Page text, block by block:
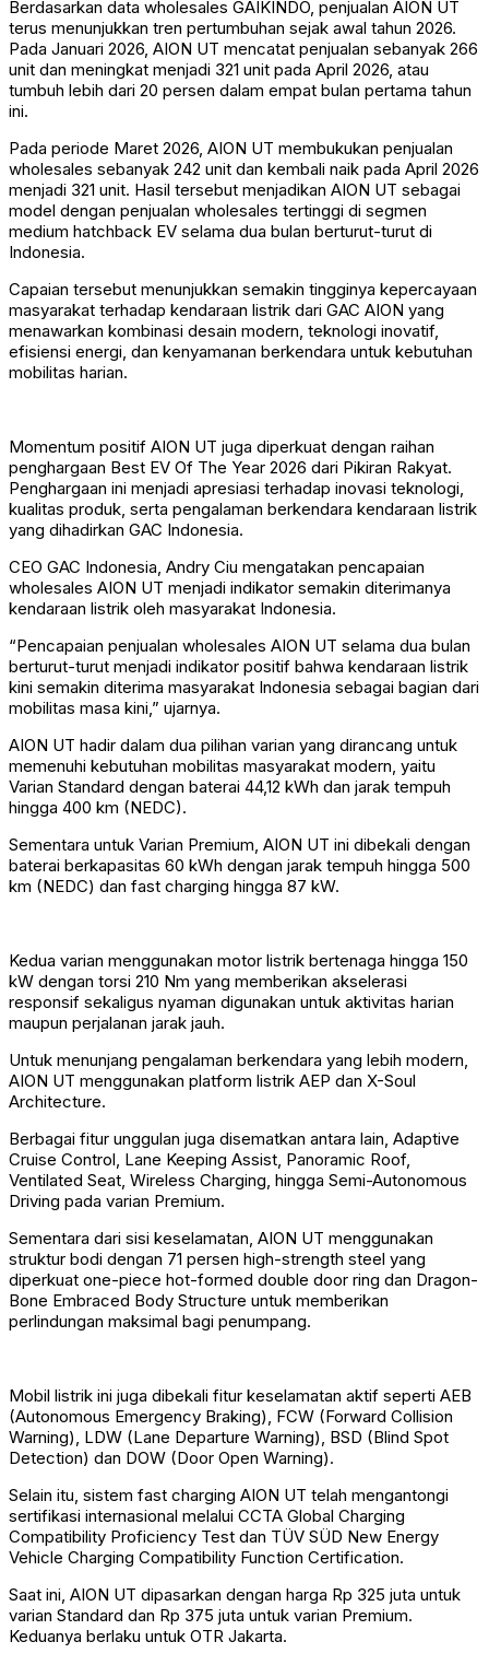
Berdasarkan data wholesales GAIKINDO, penjualan AION UT
terus menunjukkan tren pertumbuhan sejak awal tahun 2026.
Pada Januari 2026, AION UT mencatat penjualan sebanyak 266
unit dan meningkat menjadi 321 unit pada April 2026, atau
tumbuh lebih dari 20 persen dalam empat bulan pertama tahun
ini.
Pada periode Maret 2026, AION UT membukukan penjualan
wholesales sebanyak 242 unit dan kembali naik pada April 2026
menjadi 321 unit. Hasil tersebut menjadikan AION UT sebagai
model dengan penjualan wholesales tertinggi di segmen
medium hatchback EV selama dua bulan berturut-turut di
Indonesia.
Capaian tersebut menunjukkan semakin tingginya kepercayaan
masyarakat terhadap kendaraan listrik dari GAC AION yang
menawarkan kombinasi desain modern, teknologi inovatif,
efisiensi energi, dan kenyamanan berkendara untuk kebutuhan
mobilitas harian.
Momentum positif AION UT juga diperkuat dengan raihan
penghargaan Best EV Of The Year 2026 dari Pikiran Rakyat.
Penghargaan ini menjadi apresiasi terhadap inovasi teknologi,
kualitas produk, serta pengalaman berkendara kendaraan listrik
yang dihadirkan GAC Indonesia.
CEO GAC Indonesia, Andry Ciu mengatakan pencapaian
wholesales AION UT menjadi indikator semakin diterimanya
kendaraan listrik oleh masyarakat Indonesia.
“Pencapaian penjualan wholesales AION UT selama dua bulan
berturut-turut menjadi indikator positif bahwa kendaraan listrik
kini semakin diterima masyarakat Indonesia sebagai bagian dari
mobilitas masa kini,” ujarnya.
AION UT hadir dalam dua pilihan varian yang dirancang untuk
memenuhi kebutuhan mobilitas masyarakat modern, yaitu
Varian Standard dengan baterai 44,12 kWh dan jarak tempuh
hingga 400 km (NEDC).
Sementara untuk Varian Premium, AION UT ini dibekali dengan
baterai berkapasitas 60 kWh dengan jarak tempuh hingga 500
km (NEDC) dan fast charging hingga 87 kW.
Kedua varian menggunakan motor listrik bertenaga hingga 150
kW dengan torsi 210 Nm yang memberikan akselerasi
responsif sekaligus nyaman digunakan untuk aktivitas harian
maupun perjalanan jarak jauh.
Untuk menunjang pengalaman berkendara yang lebih modern,
AION UT menggunakan platform listrik AEP dan X-Soul
Architecture.
Berbagai fitur unggulan juga disematkan antara lain, Adaptive
Cruise Control, Lane Keeping Assist, Panoramic Roof,
Ventilated Seat, Wireless Charging, hingga Semi-Autonomous
Driving pada varian Premium.
Sementara dari sisi keselamatan, AION UT menggunakan
struktur bodi dengan 71 persen high-strength steel yang
diperkuat one-piece hot-formed double door ring dan Dragon-
Bone Embraced Body Structure untuk memberikan
perlindungan maksimal bagi penumpang.
Mobil listrik ini juga dibekali fitur keselamatan aktif seperti AEB
(Autonomous Emergency Braking), FCW (Forward Collision
Warning), LDW (Lane Departure Warning), BSD (Blind Spot
Detection) dan DOW (Door Open Warning).
Selain itu, sistem fast charging AION UT telah mengantongi
sertifikasi internasional melalui CCTA Global Charging
Compatibility Proficiency Test dan TÜV SÜD New Energy
Vehicle Charging Compatibility Function Certification.
Saat ini, AION UT dipasarkan dengan harga Rp 325 juta untuk
varian Standard dan Rp 375 juta untuk varian Premium.
Keduanya berlaku untuk OTR Jakarta.